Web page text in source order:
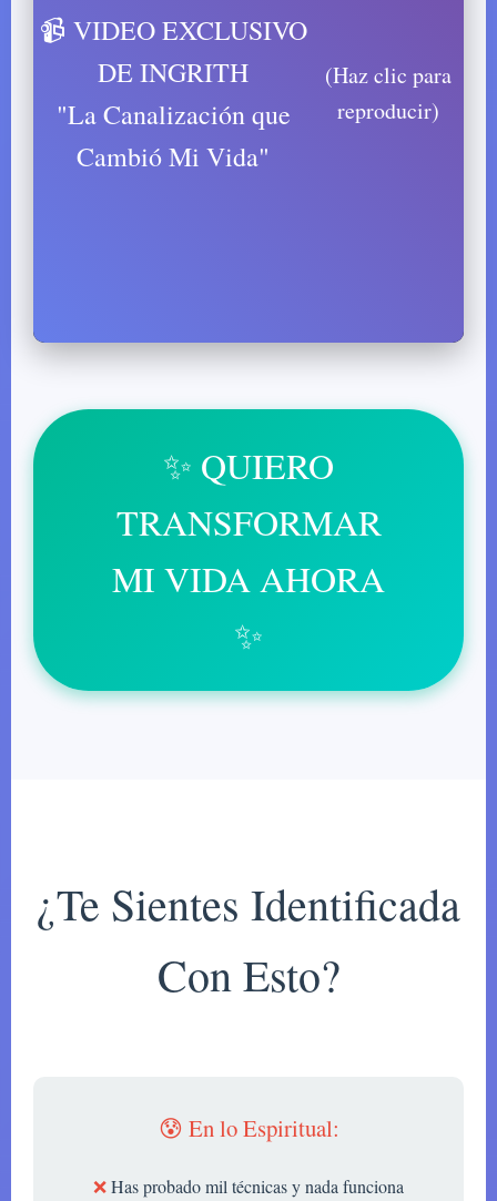
📹 VIDEO EXCLUSIVO
DE INGRITH
"La Canalización que
Cambió Mi Vida"
(Haz clic para
reproducir)
✨ QUIERO
TRANSFORMAR
MI VIDA AHORA
✨
¿Te Sientes Identificada
Con Esto?
😰 En lo Espiritual:
Has probado mil técnicas y nada funciona